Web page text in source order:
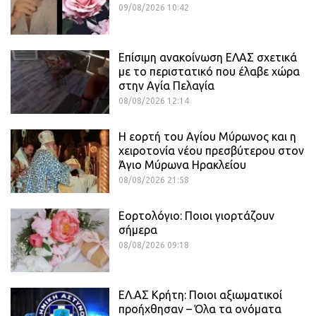
09/08/2026 10:42
Επίσιμη ανακοίνωση ΕΛΑΣ σχετικά
με το περιστατικό που έλαβε χώρα
στην Αγία Πελαγία
08/08/2026 12:14
Η εορτή του Αγίου Μύρωνος και η
χειροτονία νέου πρεσβύτερου στον
Άγιο Μύρωνα Ηρακλείου
08/08/2026 21:58
Εορτολόγιο: Ποιοι γιορτάζουν
σήμερα
08/08/2026 09:18
ΕΛ.ΑΣ Κρήτη: Ποιοι αξιωματικοί
προήχθησαν – Όλα τα ονόματα